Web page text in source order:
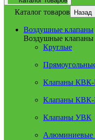
Каталог товаров Назад
Воздушные клапаны
Воздушные клапаны
Круглые
Клапаны
Клапаны
Клапаны УВК
Алюминиевые